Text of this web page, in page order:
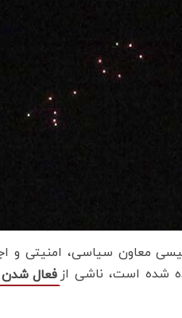
معاون سیاسی، امنیتی و
شده است، ناشی از فعال شدن